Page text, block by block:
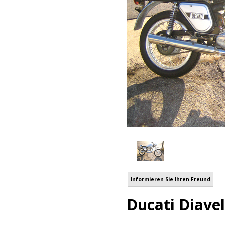
Informieren Sie Ihren Freund
Ducati